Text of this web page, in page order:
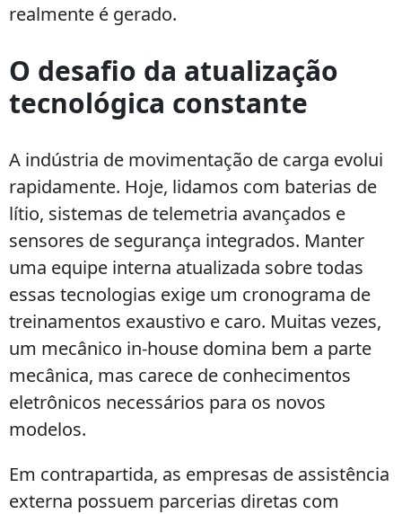
realmente é gerado.
O desafio da atualização
tecnológica constante
A indústria de movimentação de carga evolui
rapidamente. Hoje, lidamos com baterias de
lítio, sistemas de telemetria avançados e
sensores de segurança integrados. Manter
uma equipe interna atualizada sobre todas
essas tecnologias exige um cronograma de
treinamentos exaustivo e caro. Muitas vezes,
um mecânico in-house domina bem a parte
mecânica, mas carece de conhecimentos
eletrônicos necessários para os novos
modelos.
Em contrapartida, as empresas de assistência
externa possuem parcerias diretas com